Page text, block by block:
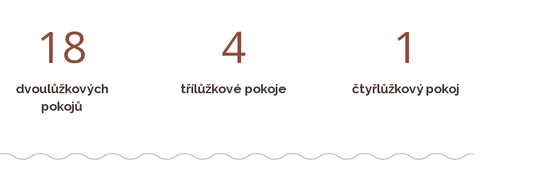
18
dvoulůžkových
pokojů
4
třílůžkové pokoje
1
čtyřlůžkový pokoj